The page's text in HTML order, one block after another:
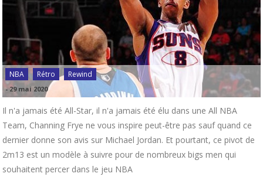
NBA Rétro Rewind
-29 mai 2020
Il n'a jamais été All-Star, il n'a jamais été élu dans une All NBA
Team, Channing Frye ne vous inspire peut-être pas sauf quand ce
dernier donne son avis sur Michael Jordan. Et pourtant, ce pivot de
2m13 est un modèle à suivre pour de nombreux bigs men qui
souhaitent percer dans le jeu NBA